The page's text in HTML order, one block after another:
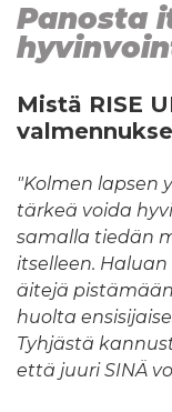
Panosta
Mistä RISE
"Kolmen lapsen
tärkeä voida
samalla tiedän
itselleen.
äitejä
huolta
Tyhjästä
että juuri SINÄ